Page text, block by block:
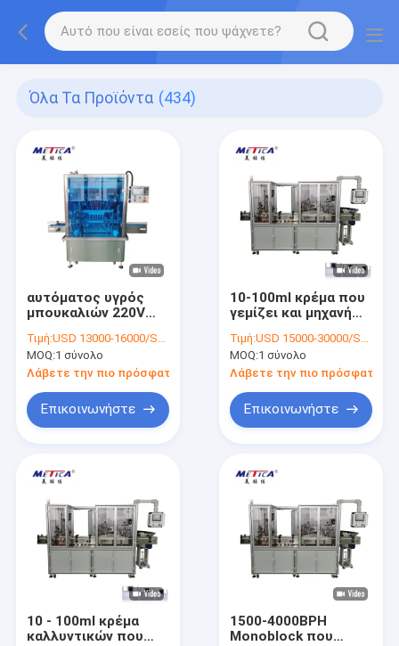
Όλα Τα Προϊόντα (434)
αυτόματος υγρός
μπουκαλιών 220V
υπερχείλισης
γεμίζοντας μηχανών
κενός
Τιμή:USD 13000-16000/SET
MOQ:1 σύνολο
Λάβετε την πιο πρόσφατη τιμή
Επικοινωνήστε
10-100ml κρέμα που
γεμίζει και μηχανή
Intellectualization
κάλυψης για τα
καλλυντικά
Τιμή:USD 15000-30000/SET
MOQ:1 σύνολο
Λάβετε την πιο πρόσφατη
Επικοινωνήστε
10 - 100ml κρέμα
καλλυντικών που
1500-4000BPH
Monoblock που